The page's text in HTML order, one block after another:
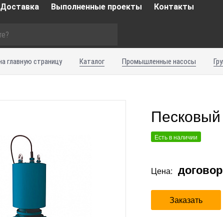
Доставка Выполненные проекты Контакты
Каталог Промышленные насосы
Есть в наличии
Цена:
Заказать